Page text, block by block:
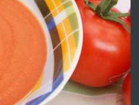
"По стъпките на Ангел
преди 1 година